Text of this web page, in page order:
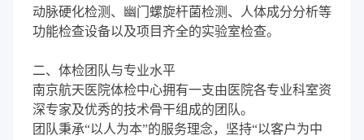
动脉硬化检测、幽门螺旋杆菌检测、人体成分分析等
功能检查设备以及项目齐全的实验室检查。
二、体检团队与专业水平
南京航天医院体检中心拥有一支由医院各专业科室资
深专家及优秀的技术骨干组成的团队。
团队秉承“以人为本”的服务理念，坚持“以客户为中